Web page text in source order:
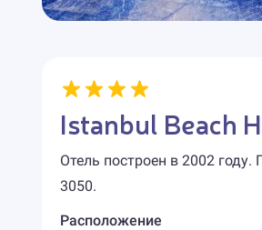
Istanbul Beach
Отель построен в 2002
3050.
Расположение